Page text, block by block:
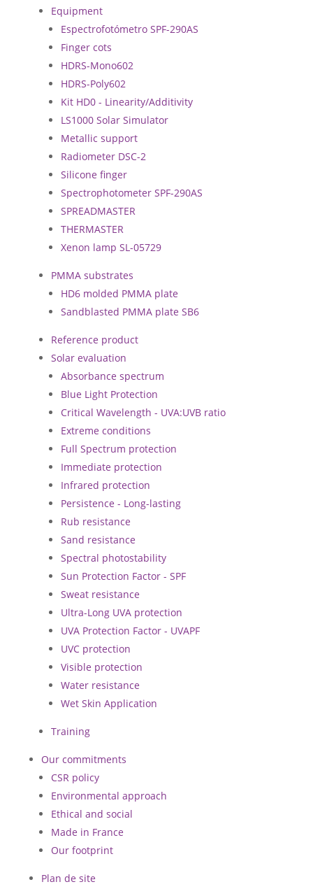
Equipment
Espectrofotómetro SPF-290AS
Finger cots
HDRS-Mono602
HDRS-Poly602
Kit HD0 - Linearity/Additivity
LS1000 Solar Simulator
Metallic support
Radiometer DSC-2
Silicone finger
Spectrophotometer SPF-290AS
SPREADMASTER
THERMASTER
Xenon lamp SL-05729
PMMA substrates
HD6 molded PMMA plate
Sandblasted PMMA plate SB6
Reference product
Solar evaluation
Absorbance spectrum
Blue Light Protection
Critical Wavelength - UVA:UVB ratio
Extreme conditions
Full Spectrum protection
Immediate protection
Infrared protection
Persistence - Long-lasting
Rub resistance
Sand resistance
Spectral photostability
Sun Protection Factor - SPF
Sweat resistance
Ultra-Long UVA protection
UVA Protection Factor - UVAPF
UVC protection
Visible protection
Water resistance
Wet Skin Application
Training
Our commitments
CSR policy
Environmental approach
Ethical and social
Made in France
Our footprint
Plan de site